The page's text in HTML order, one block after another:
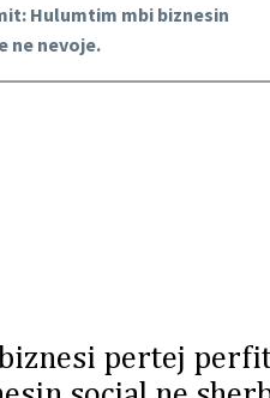
Hulumtim mbi biznesin
ne nevoje.